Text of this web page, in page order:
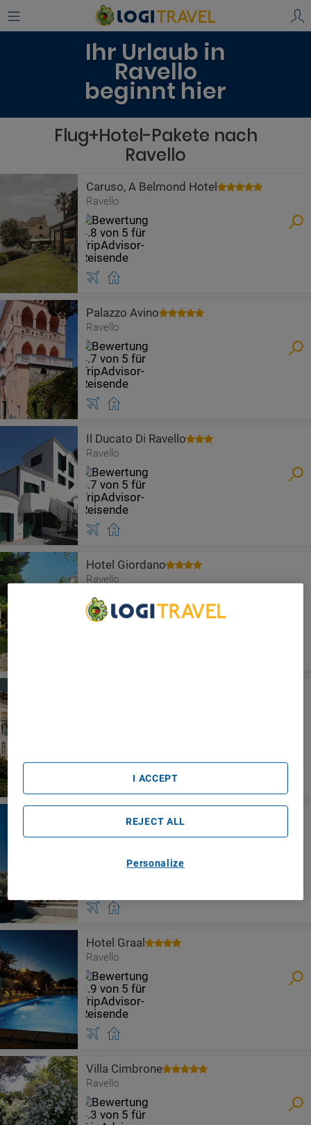
Ihr Urlaub in
Ravello
beginnt hier
Flug+Hotel-Pakete nach
Ravello
Caruso, A Belmond Hotel
Ravello
Palazzo Avino
Ravello
Il Ducato Di Ravello
Ravello
Hotel Giordano
Ravello
La Moresca
Hotel Graal
Ravello
Villa Cimbrone
Ravello
Personalize
REJECT ALL
I ACCEPT